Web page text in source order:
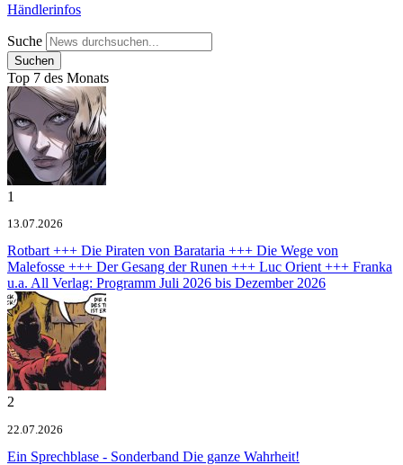
Händlerinfos
Suche
Top 7 des Monats
1
13.07.2026
Rotbart +++ Die Piraten von Barataria +++ Die Wege von
Malefosse +++ Der Gesang der Runen +++ Luc Orient +++ Franka
u.a. All Verlag: Programm Juli 2026 bis Dezember 2026
2
22.07.2026
Ein Sprechblase - Sonderband Die ganze Wahrheit!